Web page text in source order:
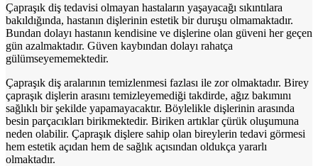
Çapraşık diş tedavisi olmayan hastaların yaşayacağı sıkıntılara
bakıldığında, hastanın dişlerinin estetik bir duruşu olmamaktadır.
Bundan dolayı hastanın kendisine ve dişlerine olan güveni her geçen
gün azalmaktadır. Güven kaybından dolayı rahatça
gülümseyememektedir.
Çapraşık diş aralarının temizlenmesi fazlası ile zor olmaktadır. Birey
çapraşık dişlerin arasını temizleyemediği takdirde, ağız bakımını
sağlıklı bir şekilde yapamayacaktır. Böylelikle dişlerinin arasında
besin parçacıkları birikmektedir. Biriken artıklar çürük oluşumuna
neden olabilir. Çapraşık dişlere sahip olan bireylerin tedavi görmesi
hem estetik açıdan hem de sağlık açısından oldukça yararlı
olmaktadır.